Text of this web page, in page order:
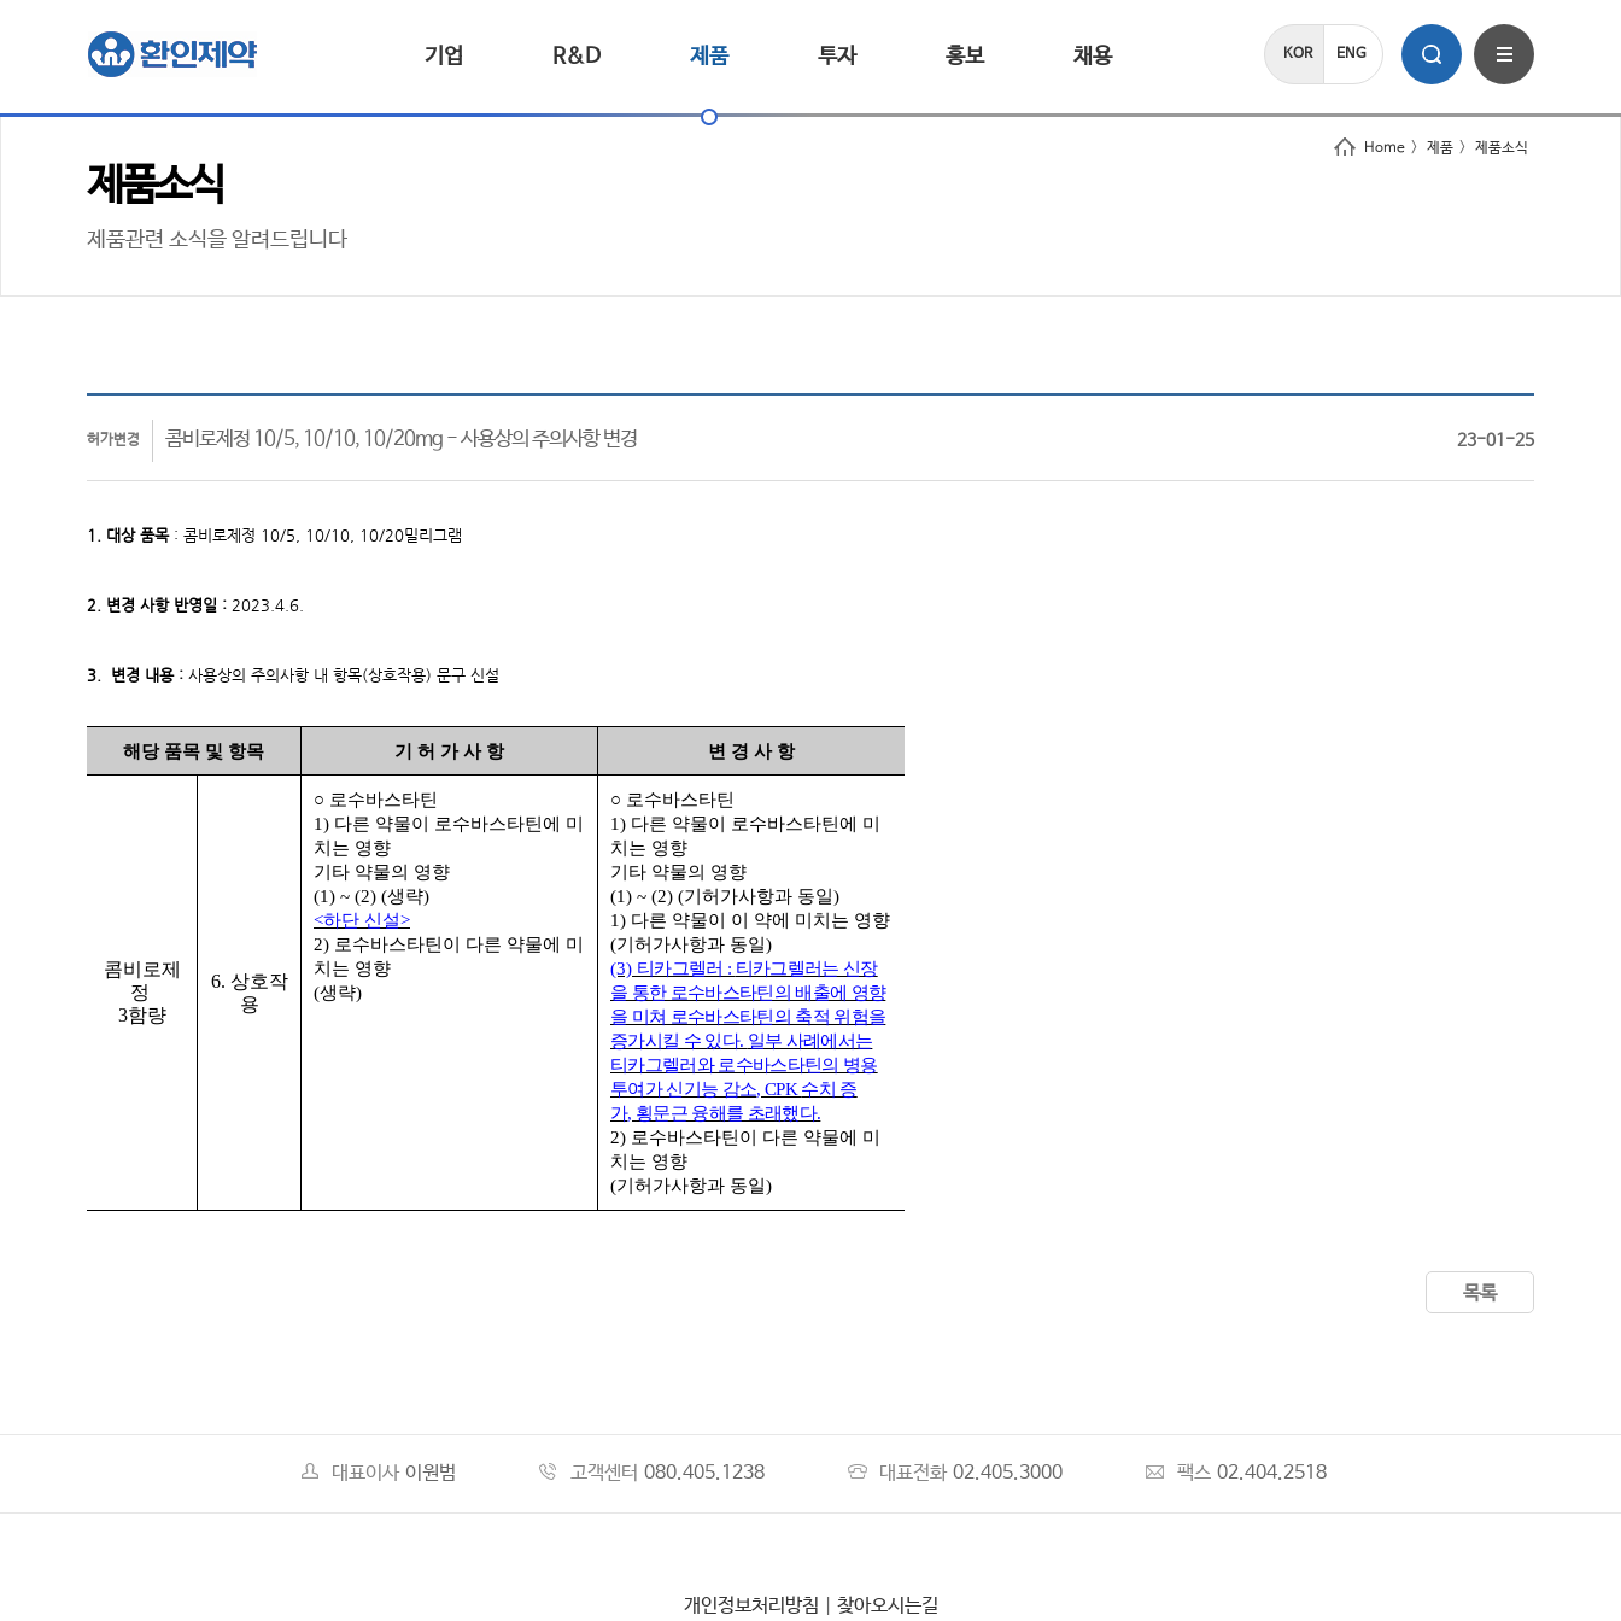
KOR ENG
기업 R&D 제품 투자 홍보 채용
Home > 제품 > 제품소식
제품소식
제품관련 소식을 알려드립니다
허가변경 콤비로제정 10/5, 10/10, 10/20mg - 사용상의 주의사항 변경 23-01-25
1. 대상품목 : 콤비로제정 10/5, 10/10, 10/20밀리그램
2. 변경 사항 반영일 : 2023.4.6.
3. 변경 내용 : 사용상의 주의사항 내 항목(상호작용) 문구 신설
해당 품목 및 항목 기 허 가 사 항 변 경 사 항
콤비로제
정
3함량
6. 상호작
용
○ 로수바스타틴
1) 다른 약물이 로수바스타틴에 미
치는 영향
기타 약물의 영향
(1) ~ (2) (생략)
<하단 신설>
2) 로수바스타틴이 다른 약물에 미
치는 영향
(생략)
○ 로수바스타틴
1) 다른 약물이 로수바스타틴에 미
치는 영향
기타 약물의 영향
(1) ~ (2) (기허가사항과 동일)
1) 다른 약물이 이 약에 미치는 영향
(기허가사항과 동일)
(3) 티카그렐러 : 티카그렐러는 신장
을 통한 로수바스타틴의 배출에 영향
을 미쳐 로수바스타틴의 축적 위험을
증가시킬 수 있다. 일부 사례에서는
티카그렐러와 로수바스타틴의 병용
투여가 신기능 감소, CPK 수치 증
가, 횡문근 융해를 초래했다.
2) 로수바스타틴 이 다른 약물에 미
치는 영향
(기허가사항과 동일)
목록
대표이사 이원범 고객센터 080.405.1238 대표전화 02.405.3000 팩스 02.404.2518
개인정보처리방침 찾아오시는길